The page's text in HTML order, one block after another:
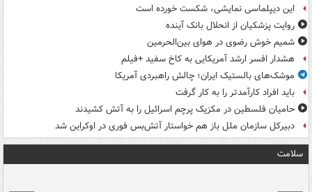
این دیپلماسی نمایشی، شکست خورده است
روایت پزشکیان از انحلال بانک آینده
شمیم خوش رضوی در هوای بین‌الحرمین
هشدار افسر ارشد آمریکایی به کاخ سفید +فیلم
موشک‌های بالستیک ایران؛ چالش راهبردی آمریکا
باید افراد کارآمدتر را به کار گرفت
حامیان فلسطین در مکزیک پرچم اسرائیل را به آتش کشیدند
دبیرکل سازمان ملل باز هم خواستار آتش‌بس فوری در اوکراین شد
سلامت